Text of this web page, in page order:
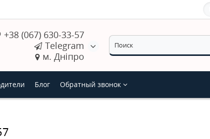
+38 (067) 630-33-57
Telegram
м. Дніпро
Блог Обратный звонок